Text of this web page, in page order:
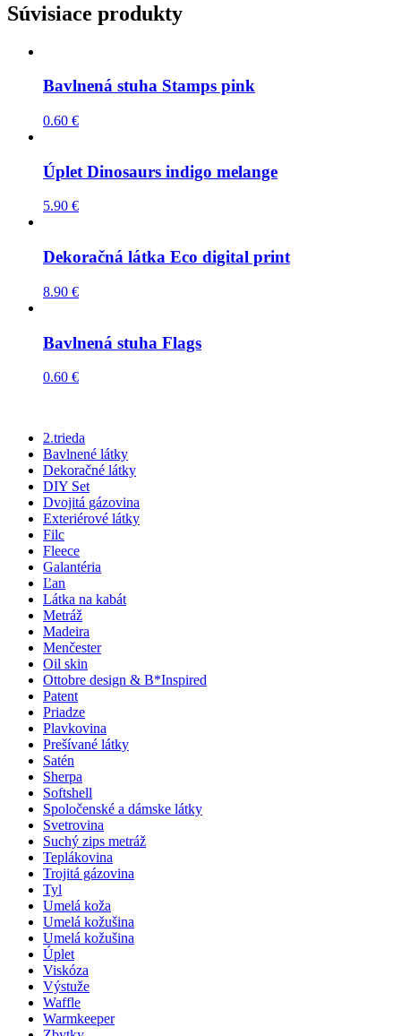
Súvisiace produkty
Bavlnená stuha Stamps pink
0.60 €
Úplet Dinosaurs indigo melange
5.90 €
Dekoračná látka Eco digital print
8.90 €
Bavlnená stuha Flags
0.60 €
2.trieda
Bavlnené látky
Dekoračné látky
DIY Set
Dvojitá gázovina
Exteriérové látky
Filc
Fleece
Galantéria
Ľan
Látka na kabát
Metráž
Madeira
Menčester
Oil skin
Ottobre design & B*Inspired
Patent
Priadze
Plavkovina
Prešívané látky
Satén
Sherpa
Softshell
Spoločenské a dámske látky
Svetrovina
Suchý zips metráž
Teplákovina
Trojitá gázovina
Tyl
Umelá koža
Umelá kožušina
Umelá kožušina
Úplet
Viskóza
Výstuže
Waffle
Warmkeeper